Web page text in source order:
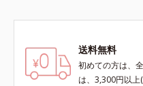
送料無料
初めての方は、
は、3,300円以上